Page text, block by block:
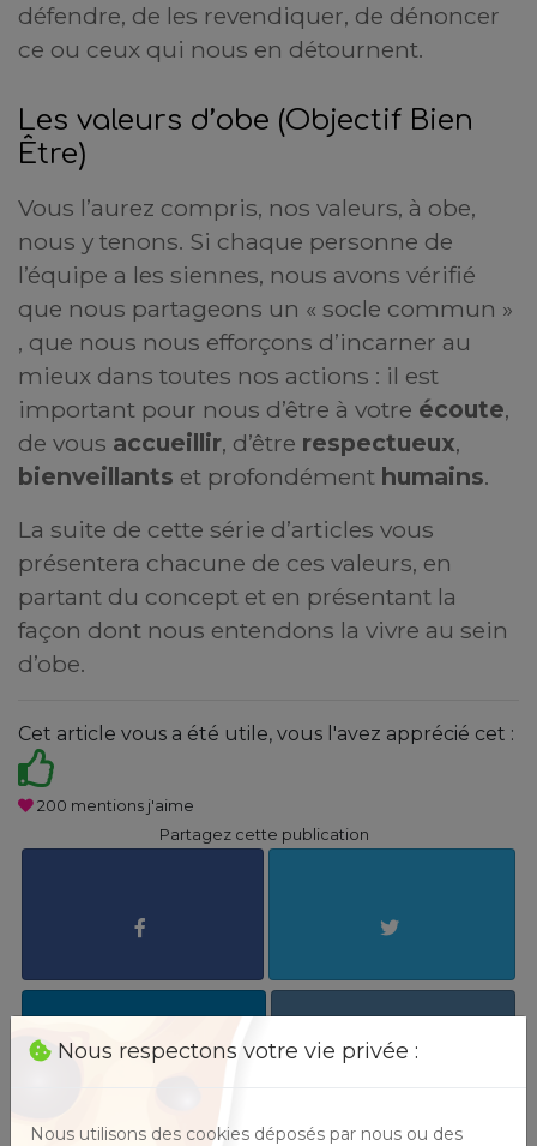
défendre, de les revendiquer, de dénoncer
ce ou ceux qui nous en détournent.
Les valeurs d’obe (Objectif Bien
Être)
Vous l’aurez compris, nos valeurs, à obe,
nous y tenons. Si chaque personne de
l’équipe a les siennes, nous avons vérifié
que nous partageons un « socle commun »
, que nous nous efforçons d’incarner au
mieux dans toutes nos actions : il est
important pour nous d’être à votre écoute,
de vous accueillir, d’être respectueux,
bienveillants et profondément humains.
La suite de cette série d’articles vous
présentera chacune de ces valeurs, en
partant du concept et en présentant la
façon dont nous entendons la vivre au sein
d’obe.
Cet article vous a été utile, vous l'avez apprécié cet :
200 mentions j'aime
Partagez cette publication
Nous respectons votre vie privée :
Nous utilisons des cookies déposés par nous ou des